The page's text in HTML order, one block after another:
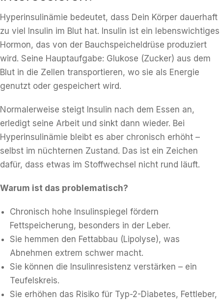
Hyperinsulinämie bedeutet, dass Dein Körper dauerhaft
zu viel Insulin im Blut hat. Insulin ist ein lebenswichtiges
Hormon, das von der Bauchspeicheldrüse produziert
wird. Seine Hauptaufgabe: Glukose (Zucker) aus dem
Blut in die Zellen transportieren, wo sie als Energie
genutzt oder gespeichert wird.
Normalerweise steigt Insulin nach dem Essen an,
erledigt seine Arbeit und sinkt dann wieder. Bei
Hyperinsulinämie bleibt es aber chronisch erhöht –
selbst im nüchternen Zustand. Das ist ein Zeichen
dafür, dass etwas im Stoffwechsel nicht rund läuft.
Warum ist das problematisch?
Chronisch hohe Insulinspiegel fördern
Fettspeicherung, besonders in der Leber.
Sie hemmen den Fettabbau (Lipolyse), was
Abnehmen extrem schwer macht.
Sie können die Insulinresistenz verstärken – ein
Teufelskreis.
Sie erhöhen das Risiko für Typ-2-Diabetes, Fettleber,